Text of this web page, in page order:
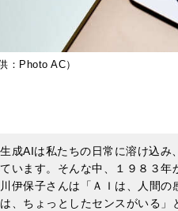
生成AIは私たちの日常に溶け込
ています。そんな中、１９８３
ツ』より一部を抜粋し、子ども